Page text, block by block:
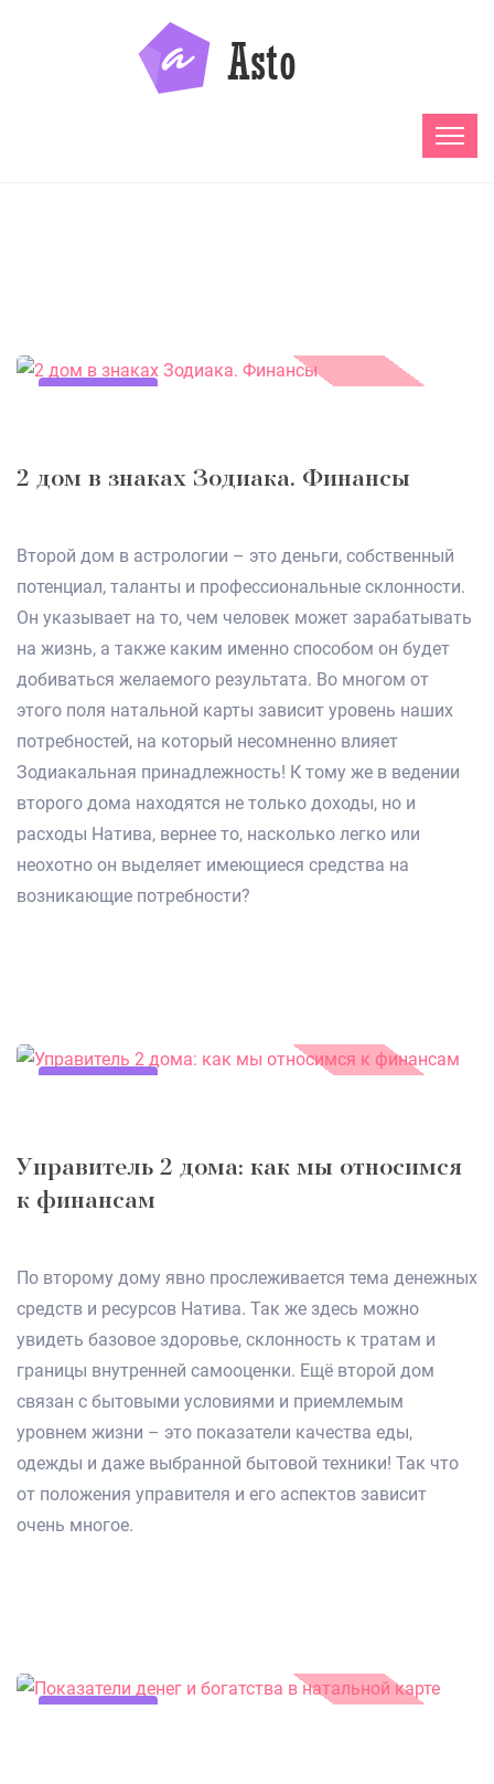
2 дом в знаках Зодиака. Финансы
Второй дом в астрологии – это деньги, собственный
потенциал, таланты и профессиональные склонности.
Он указывает на то, чем человек может зарабатывать
на жизнь, а также каким именно способом он будет
добиваться желаемого результата. Во многом от
этого поля натальной карты зависит уровень наших
потребностей, на который несомненно влияет
Зодиакальная принадлежность! К тому же в ведении
второго дома находятся не только доходы, но и
расходы Натива, вернее то, насколько легко или
неохотно он выделяет имеющиеся средства на
возникающие потребности?
Управитель 2 дома: как мы относимся
к финансам
По второму дому явно прослеживается тема денежных
средств и ресурсов Натива. Так же здесь можно
увидеть базовое здоровье, склонность к тратам и
границы внутренней самооценки. Ещё второй дом
связан с бытовыми условиями и приемлемым
уровнем жизни – это показатели качества еды,
одежды и даже выбранной бытовой техники! Так что
от положения управителя и его аспектов зависит
очень многое.